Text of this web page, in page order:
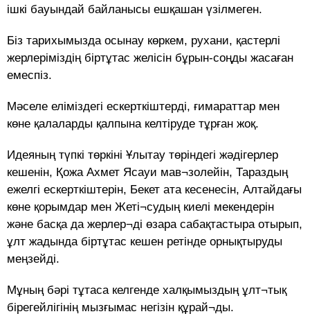
ішкі бауындай байланысы ешқашан үзілмеген.
Біз тарихымызда осынау көркем, рухани, қастерлі
жерлеріміздің біртұтас желісін бұрын-соңды жасаған
емеспіз.
Мәселе еліміздегі ескерткіштерді, ғимараттар мен
көне қалаларды қалпына келтіруде тұрған жоқ.
Идеяның түпкі төркіні Ұлытау төріндегі жәдігерлер
кешенін, Қожа Ахмет Ясауи мав¬золейін, Тараздың
ежелгі ескерткіштерін, Бекет ата кесенесін, Алтайдағы
көне қорымдар мен Жеті¬судың киелі мекендерін
және басқа да жерлер¬ді өзара сабақтастыра отырып,
ұлт жадында біртұтас кешен ретінде орнықтыруды
меңзейді.
Мұның бәрі тұтаса келгенде халқымыздың ұлт¬тық
бірегейлігінің мызғымас негізін құрай¬ды.